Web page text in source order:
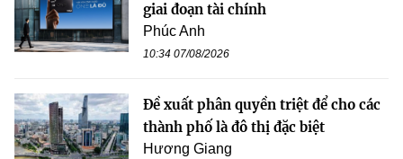
giai đoạn tài chính
Phúc Anh
10:34 07/08/2026
Đề xuất phân quyền triệt để cho các
thành phố là đô thị đặc biệt
Hương Giang